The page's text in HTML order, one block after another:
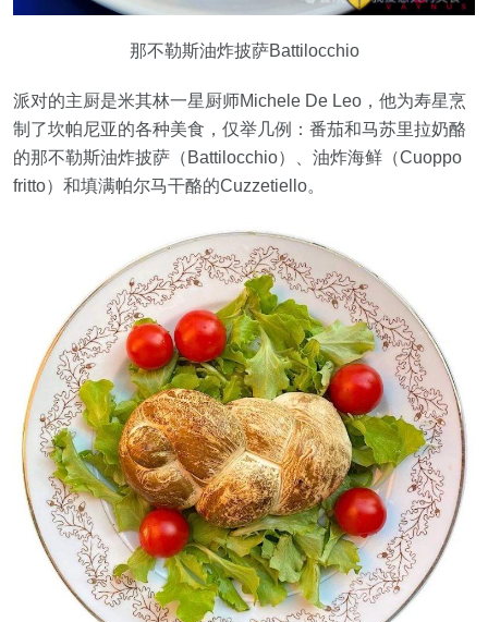
那不勒斯油炸披萨Battilocchio
派对的主厨是米其林一星厨师Michele De Leo，他为寿星烹
制了坎帕尼亚的各种美食，仅举几例：番茄和马苏里拉奶酪
的那不勒斯油炸披萨（Battilocchio）、油炸海鲜（Cuoppo
fritto）和填满帕尔马干酪的Cuzzetiello。